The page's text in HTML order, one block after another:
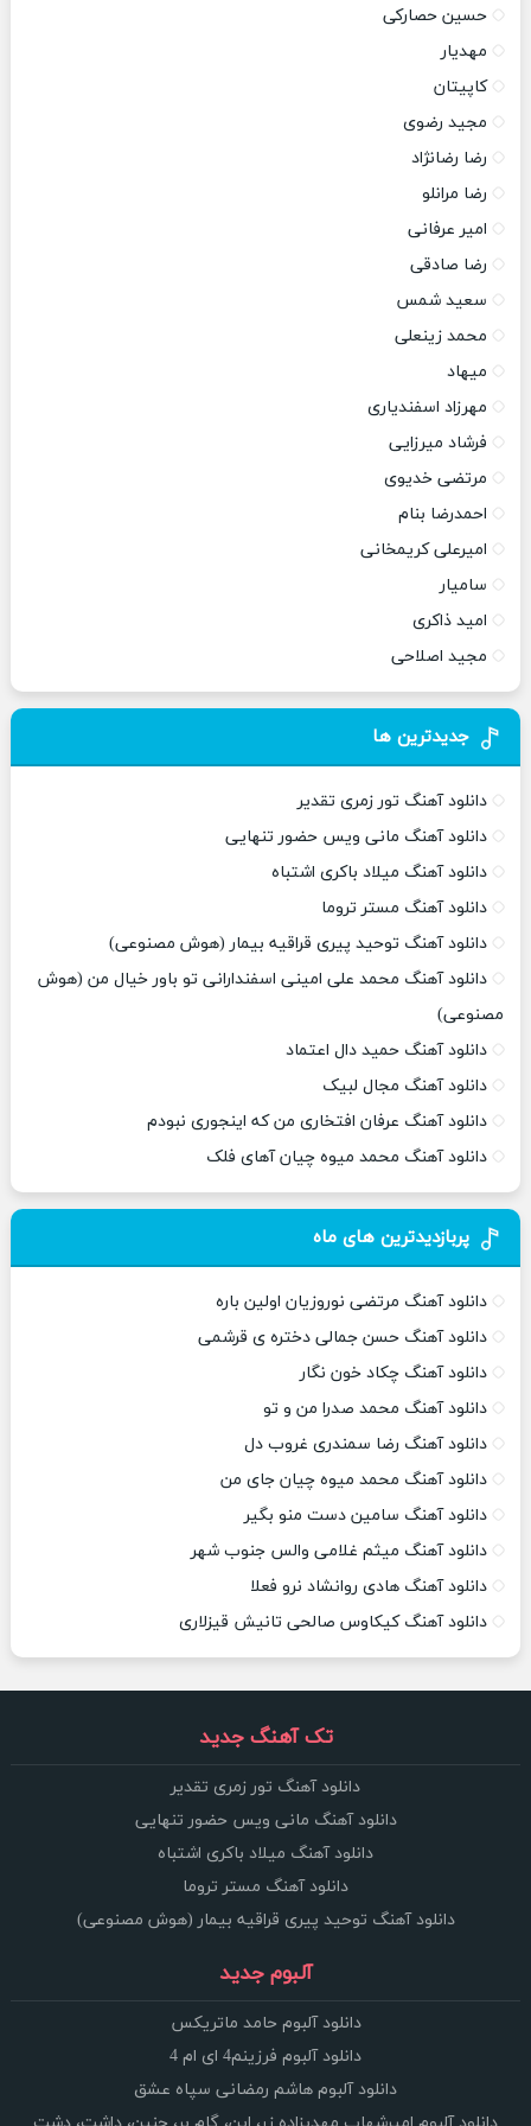
حسین حصارکی
مهدیار
کاپیتان
مجید رضوی
رضا رضانژاد
رضا مرانلو
امیر عرفانی
رضا صادقی
سعید شمس
محمد زینعلی
میهاد
مهرزاد اسفندیاری
فرشاد میرزایی
مرتضی خدیوی
احمدرضا بنام
امیرعلی کریمخانی
سامیار
امید ذاکری
مجید اصلاحی
جدیدترین ها
دانلود آهنگ تور زمری تقدیر
دانلود آهنگ مانی ویس حضور تنهایی
دانلود آهنگ میلاد باکری اشتباه
دانلود آهنگ مستر تروما
دانلود آهنگ توحید پیری قراقیه بیمار (هوش مصنوعی)
دانلود آهنگ محمد علی امینی اسفندارانی تو باور خیال من (هوش
مصنوعی)
دانلود آهنگ حمید دال اعتماد
دانلود آهنگ مجال لبیک
دانلود آهنگ عرفان افتخاری من که اینجوری نبودم
دانلود آهنگ محمد میوه چیان آهای فلک
پربازدیدترین های ماه
دانلود آهنگ مرتضی نوروزیان اولین باره
دانلود آهنگ حسن جمالی دختره ی قرشمی
دانلود آهنگ چکاد خون نگار
دانلود آهنگ محمد صدرا من و تو
دانلود آهنگ رضا سمندری غروب دل
دانلود آهنگ محمد میوه چیان جای من
دانلود آهنگ سامین دست منو بگیر
دانلود آهنگ میثم غلامی والس جنوب شهر
دانلود آهنگ هادی روانشاد نرو فعلا
دانلود آهنگ کیکاوس صالحی تانیش قیزلاری
تک آهنگ جدید
دانلود آهنگ تور زمری تقدیر
دانلود آهنگ مانی ویس حضور تنهایی
دانلود آهنگ میلاد باکری اشتباه
دانلود آهنگ مستر تروما
دانلود آهنگ توحید پیری قراقیه بیمار (هوش مصنوعی)
آلبوم جدید
دانلود آلبوم حامد ماتریکس
دانلود آلبوم فرزینم4 ای ام 4
دانلود آلبوم هاشم رمضانی سپاه عشق